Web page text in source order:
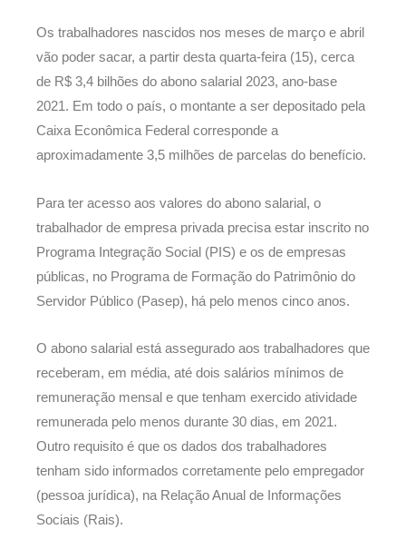
Os trabalhadores nascidos nos meses de março e abril
vão poder sacar, a partir desta quarta-feira (15), cerca
de R$ 3,4 bilhões do abono salarial 2023, ano-base
2021. Em todo o país, o montante a ser depositado pela
Caixa Econômica Federal corresponde a
aproximadamente 3,5 milhões de parcelas do benefício.
Para ter acesso aos valores do abono salarial, o
trabalhador de empresa privada precisa estar inscrito no
Programa Integração Social (PIS) e os de empresas
públicas, no Programa de Formação do Patrimônio do
Servidor Público (Pasep), há pelo menos cinco anos.
O abono salarial está assegurado aos trabalhadores que
receberam, em média, até dois salários mínimos de
remuneração mensal e que tenham exercido atividade
remunerada pelo menos durante 30 dias, em 2021.
Outro requisito é que os dados dos trabalhadores
tenham sido informados corretamente pelo empregador
(pessoa jurídica), na Relação Anual de Informações
Sociais (Rais).